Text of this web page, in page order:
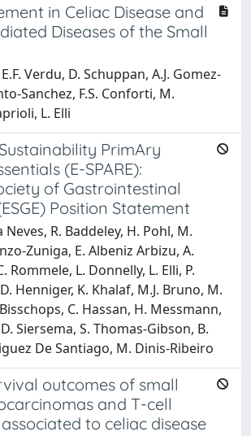
in Celiac Disease and
Diseases of the Small
Verdu, D. Schuppan, A.J. Gomez-
Sanchez, F.S. Conforti, M.
L. Elli
PrimAry
(E-SPARE):
of Gastrointestinal
Position Statement
Neves, R. Baddeley, H. Pohl, M.
Zuniga, E. Albeniz Arbizu, A.
Rommele, L. Donnelly, L. Elli, P.
Henniger, K. Khalaf, M.J. Bruno, M.
C. Hassan, H. Messmann,
Siersema, S. Thomas-Gibson, B.
De Santiago, M. Dinis-Ribeiro
outcomes of small
and T-cell
to celiac disease